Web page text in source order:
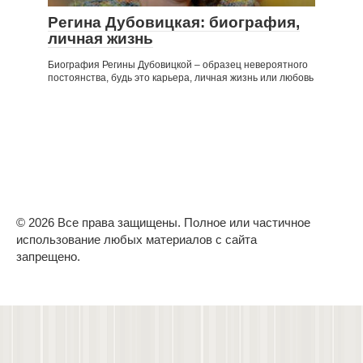
Регина Дубовицкая: биография,
личная жизнь
Биография Регины Дубовицкой – образец невероятного
постоянства, будь это карьера, личная жизнь или любовь
© 2026 Все права защищены. Полное или частичное
использование любых материалов с сайта
запрещено.